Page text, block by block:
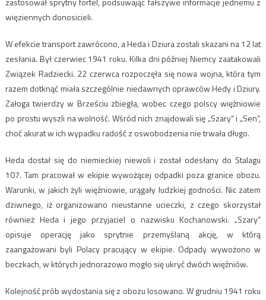
więziennych donosicieli.
W efekcie transport zawrócono, a Heda i Dziura zostali skazani na 12 lat
zesłania. Był czerwiec 1941 roku. Kilka dni później Niemcy zaatakowali
Związek Radziecki. 22 czerwca rozpoczęła się nowa wojna, która tym
razem dotknąć miała szczególnie niedawnych oprawców Hedy i Dziury.
Załoga twierdzy w Brześciu zbiegła, wobec czego polscy więźniowie
po prostu wyszli na wolność. Wśród nich znajdowali się „Szary” i „Sen”,
choć akurat w ich wypadku radość z oswobodzenia nie trwała długo.
Heda dostał się do niemieckiej niewoli i został odesłany do Stalagu
107. Tam pracował w ekipie wywożącej odpadki poza granice obozu.
Warunki, w jakich żyli więźniowie, urągały ludzkiej godności. Nic zatem
dziwnego, iż organizowano nieustanne ucieczki, z czego skorzystał
również Heda i jego przyjaciel o nazwisku Kochanowski. „Szary”
opisuje operację jako sprytnie przemyślaną akcję, w którą
zaangażowani byli Polacy pracujący w ekipie. Odpady wywożono w
beczkach, w których jednorazowo mogło się ukryć dwóch więźniów.
Kolejność prób wydostania się z obozu losowano. W grudniu 1941 roku